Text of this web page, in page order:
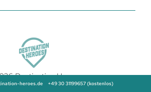
Destination Heroes
heroes.de +49 30 31199657 (kostenlos)